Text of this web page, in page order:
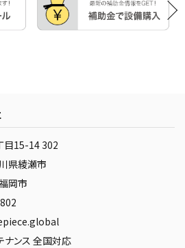
目15-14 302
県綾瀬市
岡市
ナンス 全国対応